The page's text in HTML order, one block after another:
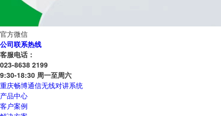
官方微信
公司联系热线
客服电话：
023-8638 2199
9:30-18:30 周一至周六
重庆畅博通信无线对讲系统
产品中心
客户案例